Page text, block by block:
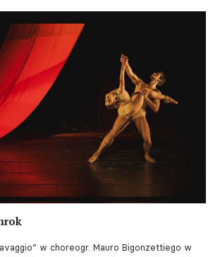
w choreogr. Mauro Bigonzettiego w